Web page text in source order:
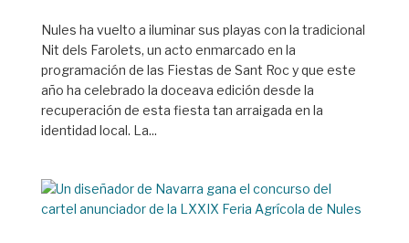
Nules ha vuelto a iluminar sus playas con la tradicional
Nit dels Farolets, un acto enmarcado en la
programación de las Fiestas de Sant Roc y que este
año ha celebrado la doceava edición desde la
recuperación de esta fiesta tan arraigada en la
identidad local. La...